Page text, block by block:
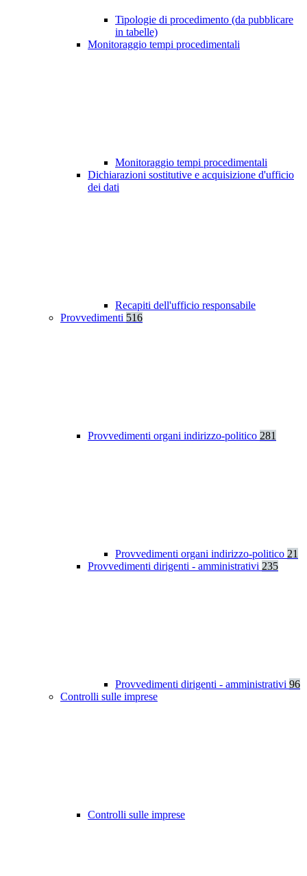
Tipologie di procedimento (da pubblicare
in tabelle)
Monitoraggio tempi procedimentali
Monitoraggio tempi procedimentali
Dichiarazioni sostitutive e acquisizione d'ufficio
dei dati
Recapiti dell'ufficio responsabile
Provvedimenti 516
Provvedimenti organi indirizzo-politico 281
Provvedimenti organi indirizzo-politico 21
Provvedimenti dirigenti - amministrativi 235
Provvedimenti dirigenti - amministrativi 96
Controlli sulle imprese
Controlli sulle imprese